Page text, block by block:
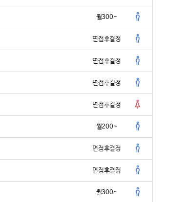
가르치느냐’ 못지않게 ‘어떤 공간에서 가르치느냐’가 중
랜딩’과 ‘공간 마케팅’이 있다.
Canada’s Dynamic Taekwondo Reimagined
www.mookas.com 무단전재 및 재배포 금지>
월300~
면접후결정
면접후결정
면접후결정
면접후결정
월200~
면접후결정
면접후결정
월300~